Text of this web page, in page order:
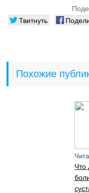
Твитнуть
Похожие
Что